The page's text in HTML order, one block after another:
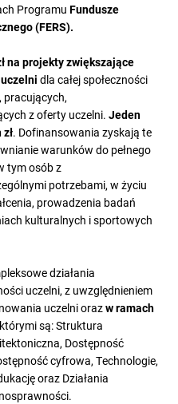
Programu Fundusze
(FERS).
na projekty zwiększające
dla całej społeczności
pracujących,
z oferty uczelni. Jeden
. Dofinansowania zyskają te
warunków do pełnego
tym osób z
potrzebami, w życiu
prowadzenia badań
kulturalnych i sportowych
działania
uczelni, z uwzględnieniem
uczelni orazw ramach
są: Struktura
Dostępność
cyfrowa, Technologie,
oraz Działania